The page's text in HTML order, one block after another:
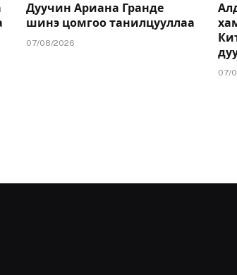
Дуучин Ариана Гранде
шинэ цомгоо танилцууллаа
07/08/2026
07/